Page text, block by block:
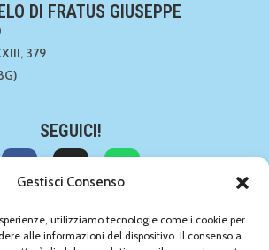
Gestisci Consenso
utilizziamo tecnologie come i cookie per
alle informazioni del dispositivo. Il consenso a
DI FRATUS GIUSEPPE
379
SEGUICI!
CONTATTACI!
035 891549